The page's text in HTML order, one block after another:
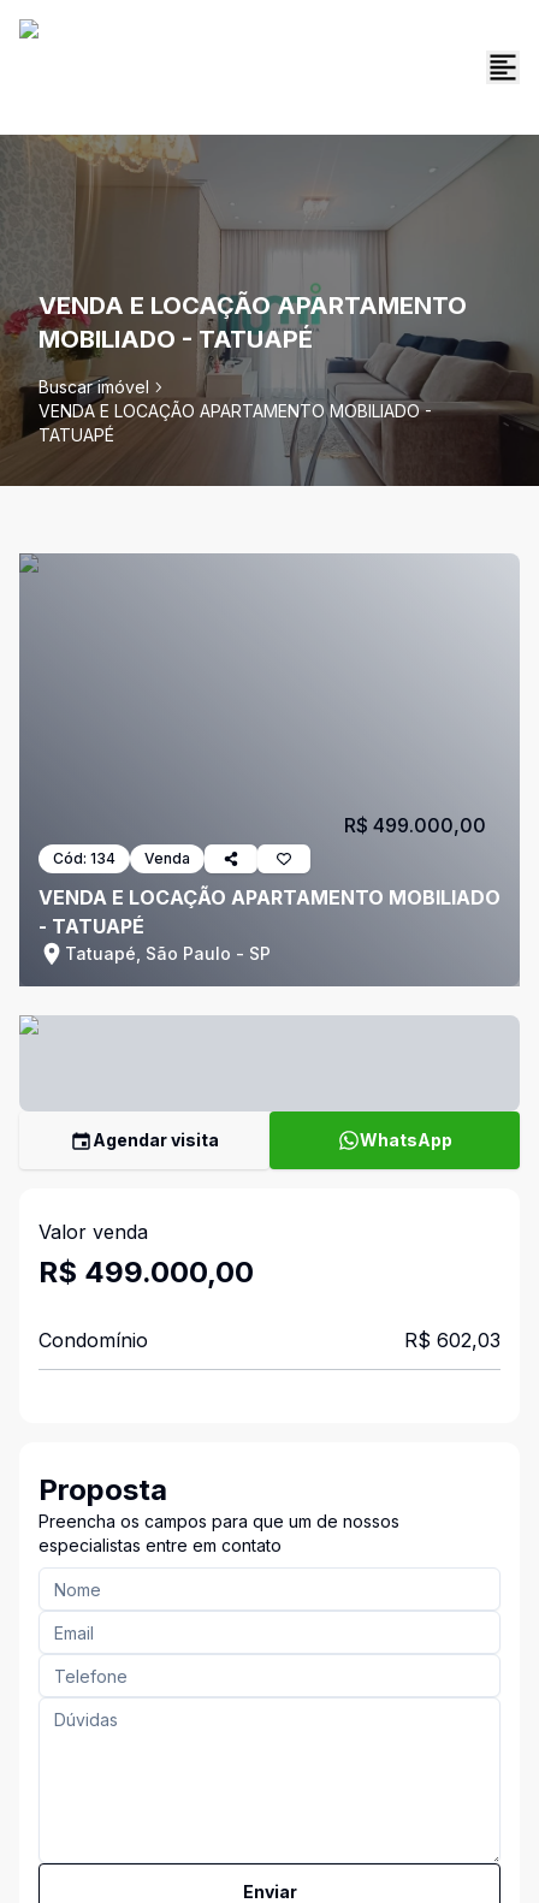
VENDA E LOCAÇÃO APARTAMENTO
MOBILIADO - TATUAPÉ
Buscar imóvel
VENDA E LOCAÇÃO APARTAMENTO MOBILIADO -
TATUAPÉ
Cód: 134 Venda
VENDA E LOCAÇÃO APARTAMENTO MOBILIADO
- TATUAPÉ
Tatuapé, São Paulo - SP
R$ 499.000,00
Agendar visita WhatsApp
Valor venda
R$ 499.000,00
Condomínio R$ 602,03
Proposta
Preencha os campos para que um de nossos
especialistas entre em contato
Enviar